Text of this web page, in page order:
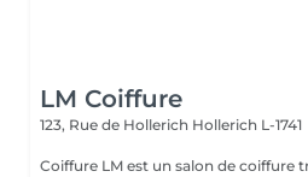
LM Coiffure
123, Rue de Hollerich Hollerich L-1741
Coiffure LM est un salon de coiffure